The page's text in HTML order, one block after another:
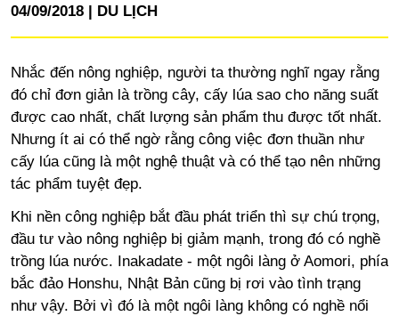
04/09/2018 DU LỊCH
Nhắc đến nông nghiệp, người ta thường nghĩ ngay rằng
đó chỉ đơn giản là trồng cây, cấy lúa sao cho năng suất
được cao nhất, chất lượng sản phẩm thu được tốt nhất.
Nhưng ít ai có thể ngờ rằng công việc đơn thuần như
cấy lúa cũng là một nghệ thuật và có thể tạo nên những
tác phẩm tuyệt đẹp.
Khi nền công nghiệp bắt đầu phát triển thì sự chú trọng,
đầu tư vào nông nghiệp bị giảm mạnh, trong đó có nghề
trồng lúa nước. Inakadate - một ngôi làng ở Aomori, phía
bắc đảo Honshu, Nhật Bản cũng bị rơi vào tình trạng
như vậy. Bởi vì đó là một ngôi làng không có nghề nổi